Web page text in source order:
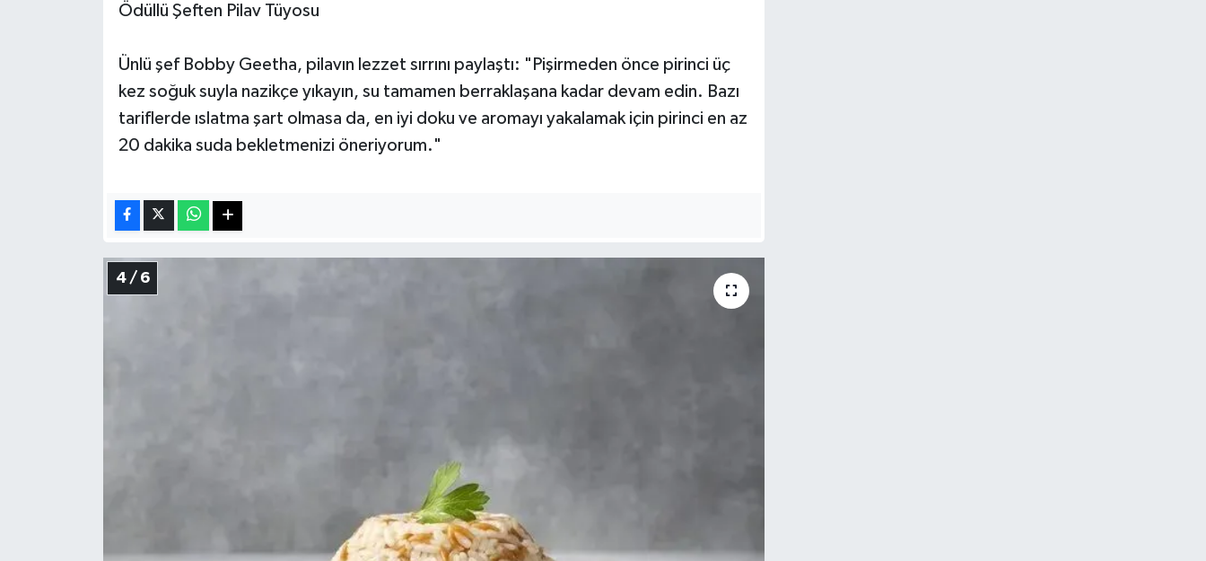
Ödüllü Şeften Pilav Tüyosu
Ünlü şef Bobby Geetha, pilavın lezzet sırrını paylaştı: "Pişirmeden önce pirinci üç
kez soğuk suyla nazikçe yıkayın, su tamamen berraklaşana kadar devam edin. Bazı
tariflerde ıslatma şart olmasa da, en iyi doku ve aromayı yakalamak için pirinci en az
20 dakika suda bekletmenizi öneriyorum."
4 / 6